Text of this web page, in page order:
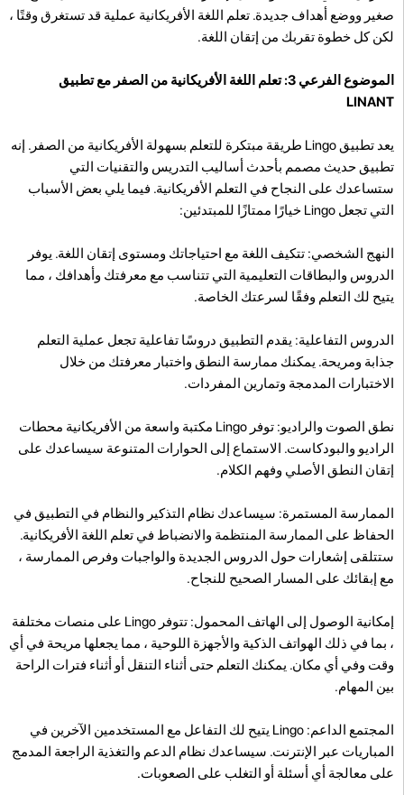
صغير ووضع أهداف جديدة. تعلم اللغة الأفريكانية عملية قد تستغرق وقتًا ،
لكن كل خطوة تقربك من إتقان اللغة.
الموضوع الفرعي 3: تعلم اللغة الأفريكانية من الصفر مع تطبيق
LINANT
يعد تطبيق Lingo طريقة مبتكرة للتعلم بسهولة الأفريكانية من الصفر. إنه
تطبيق حديث مصمم بأحدث أساليب التدريس والتقنيات التي
ستساعدك على النجاح في التعلم الأفريكانية. فيما يلي بعض الأسباب
التي تجعل Lingo خيارًا ممتازًا للمبتدئين:
النهج الشخصي: تتكيف اللغة مع احتياجاتك ومستوى إتقان اللغة. يوفر
الدروس والبطاقات التعليمية التي تتناسب مع معرفتك وأهدافك ، مما
يتيح لك التعلم وفقًا لسرعتك الخاصة.
الدروس التفاعلية: يقدم التطبيق دروسًا تفاعلية تجعل عملية التعلم
جذابة ومريحة. يمكنك ممارسة النطق واختبار معرفتك من خلال
الاختبارات المدمجة وتمارين المفردات.
نطق الصوت والراديو: توفر Lingo مكتبة واسعة من الأفريكانية محطات
الراديو والبودكاست. الاستماع إلى الحوارات المتنوعة سيساعدك على
إتقان النطق الأصلي وفهم الكلام.
الممارسة المستمرة: سيساعدك نظام التذكير والنظام في التطبيق في
الحفاظ على الممارسة المنتظمة والانضباط في تعلم اللغة الأفريكانية.
ستتلقى إشعارات حول الدروس الجديدة والواجبات وفرص الممارسة ،
مع إبقائك على المسار الصحيح للنجاح.
إمكانية الوصول إلى الهاتف المحمول: تتوفر Lingo على منصات مختلفة
، بما في ذلك الهواتف الذكية والأجهزة اللوحية ، مما يجعلها مريحة في أي
وقت وفي أي مكان. يمكنك التعلم حتى أثناء التنقل أو أثناء فترات الراحة
بين المهام.
المجتمع الداعم: Lingo يتيح لك التفاعل مع المستخدمين الآخرين في
المباريات عبر الإنترنت. سيساعدك نظام الدعم والتغذية الراجعة المدمج
على معالجة أي أسئلة أو التغلب على الصعوبات.